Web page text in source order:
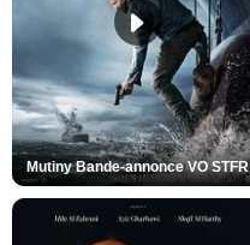
Mutiny Bande-annonce VO STFR